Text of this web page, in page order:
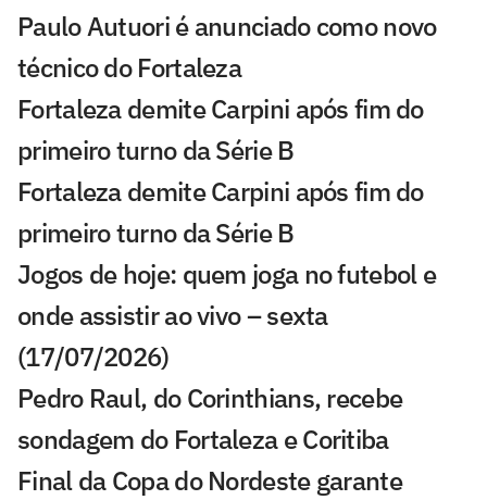
Paulo Autuori é anunciado como novo
técnico do Fortaleza
Fortaleza demite Carpini após fim do
primeiro turno da Série B
Fortaleza demite Carpini após fim do
primeiro turno da Série B
Jogos de hoje: quem joga no futebol e
onde assistir ao vivo – sexta
(17/07/2026)
Pedro Raul, do Corinthians, recebe
sondagem do Fortaleza e Coritiba
Final da Copa do Nordeste garante